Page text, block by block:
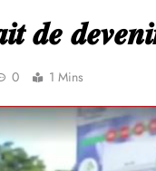
𝒅𝒆
0 1 Mins